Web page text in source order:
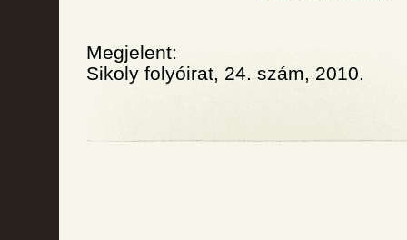
Megjelent:
Sikoly folyóirat, 24. szám, 2010.